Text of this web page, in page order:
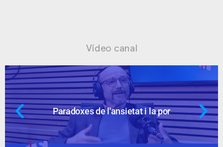
Vídeo canal
Paradoxes de l'ansietat i la por